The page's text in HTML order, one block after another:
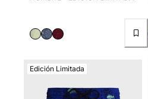
Edición Limitada